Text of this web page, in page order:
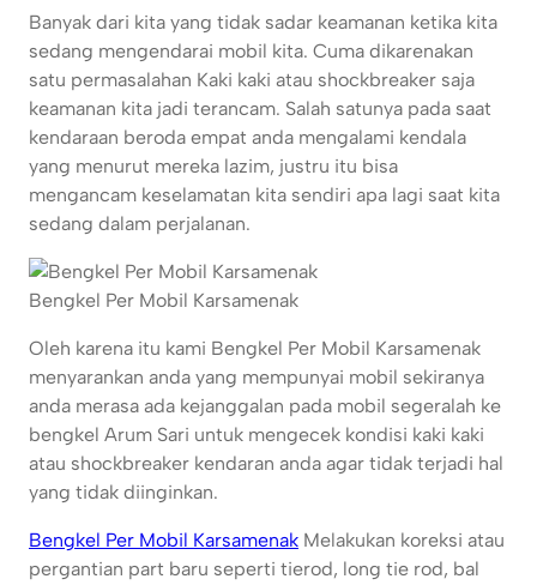
Banyak dari kita yang tidak sadar keamanan ketika kita
sedang mengendarai mobil kita. Cuma dikarenakan
satu permasalahan Kaki kaki atau shockbreaker saja
keamanan kita jadi terancam. Salah satunya pada saat
kendaraan beroda empat anda mengalami kendala
yang menurut mereka lazim, justru itu bisa
mengancam keselamatan kita sendiri apa lagi saat kita
sedang dalam perjalanan.
Bengkel Per Mobil Karsamenak
Oleh karena itu kami Bengkel Per Mobil Karsamenak
menyarankan anda yang mempunyai mobil sekiranya
anda merasa ada kejanggalan pada mobil segeralah ke
bengkel Arum Sari untuk mengecek kondisi kaki kaki
atau shockbreaker kendaran anda agar tidak terjadi hal
yang tidak diinginkan.
Bengkel Per Mobil Karsamenak Melakukan koreksi atau
pergantian part baru seperti tierod, long tie rod, bal